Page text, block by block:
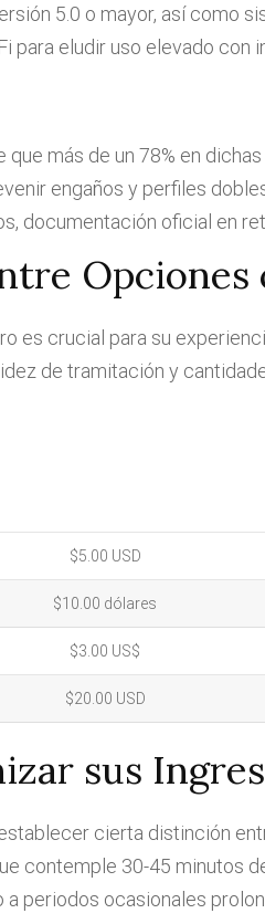
5.0 o mayor, así como
para eludir uso elevado con
más de un 78% en
engaños y perfiles
documentación oficial en
Opciones
es crucial para su
de tramitación y
$5.00 USD
$10.00 dólares
$3.00 US$
$20.00 USD
sus
cierta distinción
contemple 30-45 minutos
periodos ocasionales